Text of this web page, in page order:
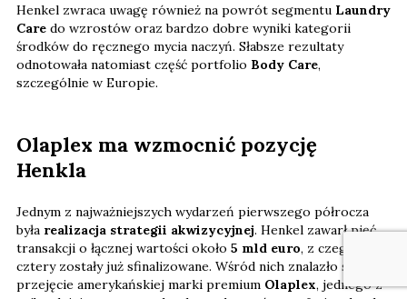
Henkel zwraca uwagę również na powrót segmentu Laundry
Care do wzrostów oraz bardzo dobre wyniki kategorii
środków do ręcznego mycia naczyń. Słabsze rezultaty
odnotowała natomiast część portfolio Body Care,
szczególnie w Europie.
Olaplex ma wzmocnić pozycję
Henkla
Jednym z najważniejszych wydarzeń pierwszego półrocza
była realizacja strategii akwizycyjnej. Henkel zawarł pięć
transakcji o łącznej wartości około 5 mld euro, z czego
cztery zostały już sfinalizowane. Wśród nich znalazło się
przejęcie amerykańskiej marki premium Olaplex, jednego z